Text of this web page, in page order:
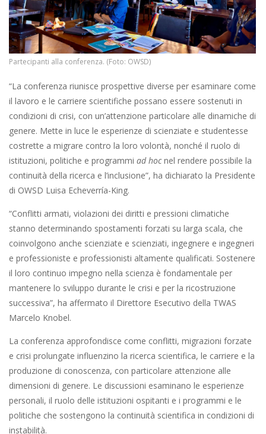
Partecipanti alla conferenza. (Foto: OWSD)
“La conferenza riunisce prospettive diverse per esaminare come
il lavoro e le carriere scientifiche possano essere sostenuti in
condizioni di crisi, con un’attenzione particolare alle dinamiche di
genere. Mette in luce le esperienze di scienziate e studentesse
costrette a migrare contro la loro volontà, nonché il ruolo di
istituzioni, politiche e programmi ad hocnel rendere possibile la
continuità della ricerca e l’inclusione”, ha dichiarato la Presidente
di OWSD Luisa Echeverría-King.
“Conflitti armati, violazioni dei diritti e pressioni climatiche
stanno determinando spostamenti forzati su larga scala, che
coinvolgono anche scienziate e scienziati, ingegnere e ingegneri
e professioniste e professionisti altamente qualificati. Sostenere
il loro continuo impegno nella scienza è fondamentale per
mantenere lo sviluppo durante le crisi e per la ricostruzione
successiva”, ha affermato il Direttore Esecutivo della TWAS
Marcelo Knobel.
La conferenza approfondisce come conflitti, migrazioni forzate
e crisi prolungate influenzino la ricerca scientifica, le carriere e la
produzione di conoscenza, con particolare attenzione alle
dimensioni di genere. Le discussioni esaminano le esperienze
personali, il ruolo delle istituzioni ospitanti e i programmi e le
politiche che sostengono la continuità scientifica in condizioni di
instabilità.